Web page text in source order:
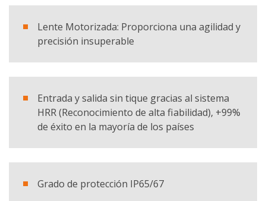
Lente Motorizada: Proporciona una agilidad y
precisión insuperable
Entrada y salida sin tique gracias al sistema
HRR (Reconocimiento de alta fiabilidad), +99%
de éxito en la mayoría de los países
Grado de protección IP65/67